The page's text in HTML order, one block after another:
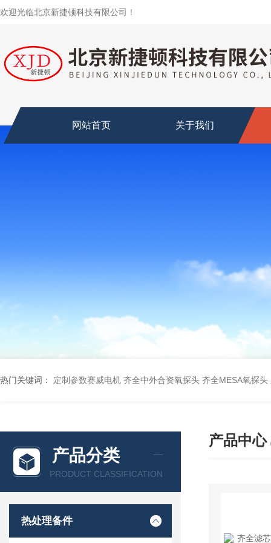
欢迎光临北京新捷顿科技有限公司！
网站首页 关于我们
热门关键词： 定制参数赛威电机 齐全中外合资氧探头 齐全MESA氧探头
产品分类
PRODUCT CLASSIFICATION
热处理备件
产品中心